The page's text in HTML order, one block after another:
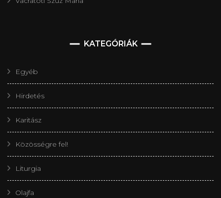
KATEGÓRIÁK
Egyéb
Hirdetés
Karitász
Közösségre fel!
Liturgia
Olajfa